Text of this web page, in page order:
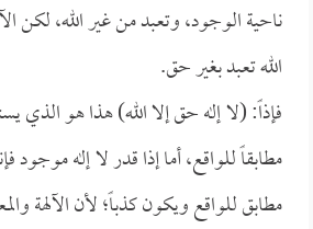
ناحية الوجود، وتعبد من غير الله، لكن
الله تعبد بغير حق.
فإذاً: (لا إله حق إلا الله) هذا هو الذي
مطابقاً للواقع، أما إذا قدر لا إله موجود
مطابق للواقع ويكون كذباً؛ لأن الآلهة